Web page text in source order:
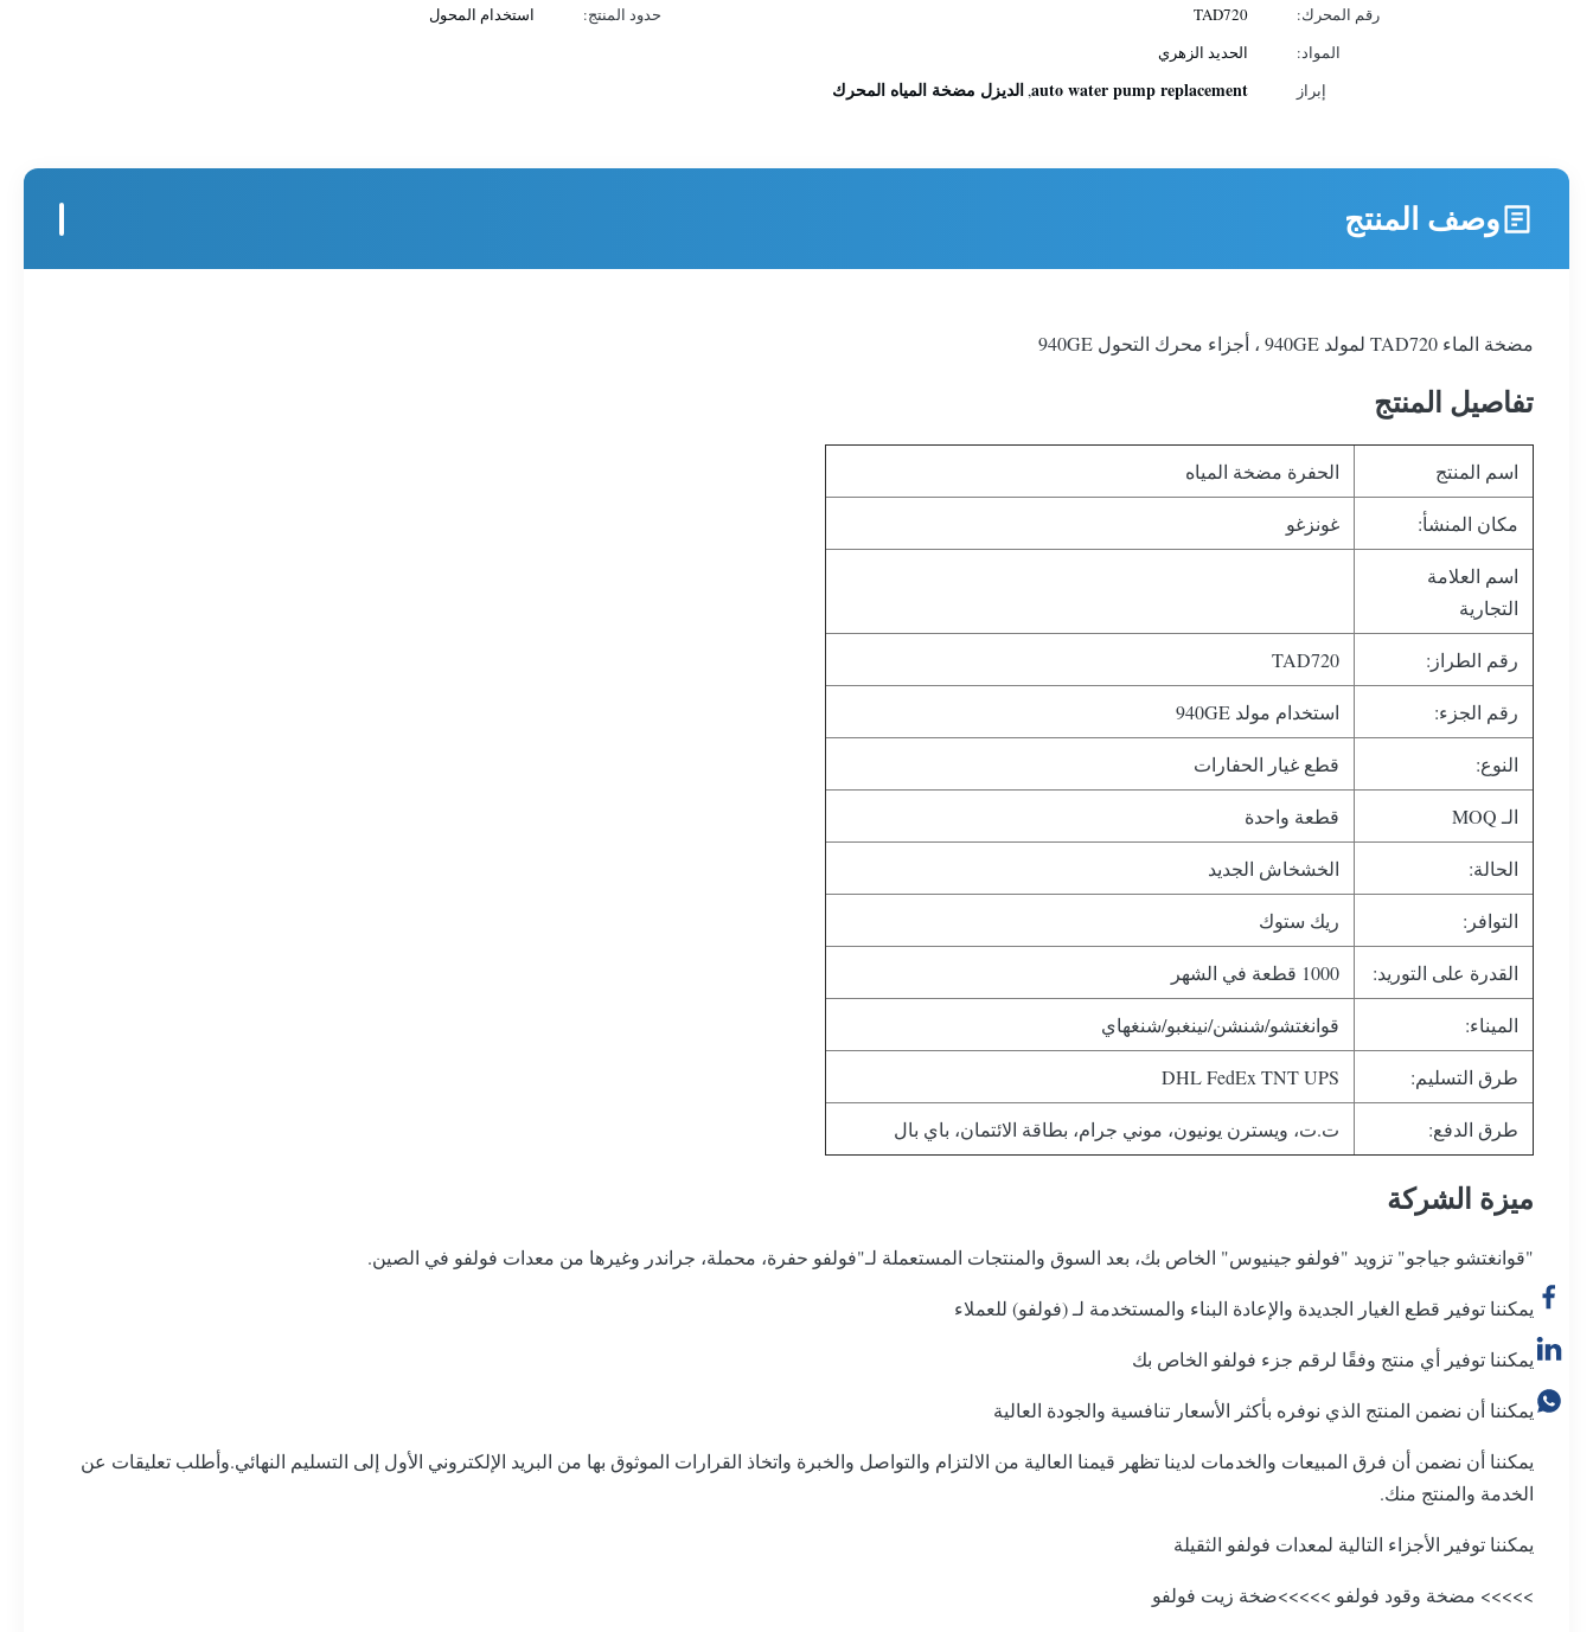
رقم المحرك: TAD720 حدود المنتج:
استخدام المحول
المواد:
الحديد الزهري
إبراز
auto water pump replacement
,الديزل مضخة المياه المحرك
وصف المنتج
مضخة الماء TAD720 لمولد 940GE ، أجزاء محرك التحول 940GE
تفاصيل المنتج
اسم المنتج الحفرة مضخة المياه
مكان المنشأ: غونزغو
اسم العلامة
التجارية
رقم الطراز: TAD720
رقم الجزء: استخدام مولد 940GE
النوع: قطع غيار الحفارات
الـ MOQ قطعة واحدة
الحالة: الخشخاش الجديد
التوافر: ريك ستوك
القدرة على التوريد: 1000 قطعة في الشهر
الميناء: قوانغتشو/شنشن/نينغبو/شنغهاي
طرق التسليم: DHL FedEx TNT UPS
طرق الدفع: ت.ت، ويسترن يونيون، موني جرام، بطاقة الائتمان، باي بال
ميزة الشركة
"قوانغتشو جياجو" تزويد "فولفو جينيوس" الخاص بك، بعد السوق والمنتجات المستعملة لـ"فولفو حفرة، محملة، جراندر وغيرها من معدات فولفو في الصين.
يمكننا توفير قطع الغيار الجديدة والإعادة البناء والمستخدمة لـ (فولفو) للعملاء
يمكننا توفير أي منتج وفقًا لرقم جزء فولفو الخاص بك
يمكننا أن نضمن المنتج الذي نوفره بأكثر الأسعار تنافسية والجودة العالية
يمكننا أن نضمن أن فرق المبيعات والخدمات لدينا تظهر قيمنا العالية من الالتزام والتواصل والخبرة واتخاذ القرارات الموثوق بها من البريد الإلكتروني الأول إلى التسليم النهائي.وأطلب تعليقات عن
الخدمة والمنتج منك.
يمكننا توفير الأجزاء التالية لمعدات فولفو الثقيلة
>>>>> مضخة وقود فولفو >>>>>ضخة زيت فولفو